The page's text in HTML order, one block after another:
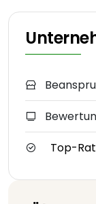
Top-